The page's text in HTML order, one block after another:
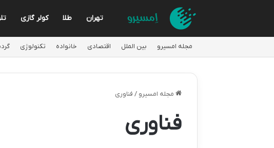
تهران طلا کولر گازی
مجله امسیرو بین الملل اقتصادی خانواده تکنولوژی
مجله امسیرو / فناوری
فناوری